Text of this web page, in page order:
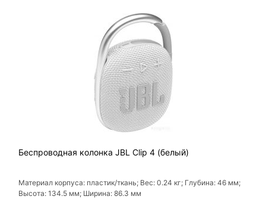
Беспроводная колонка JBL Clip 4 (белый)
Материал корпуса: пластик/ткань; Вес: 0.24 кг; Глубина: 46 мм;
Высота: 134.5 мм; Ширина: 86.3 мм